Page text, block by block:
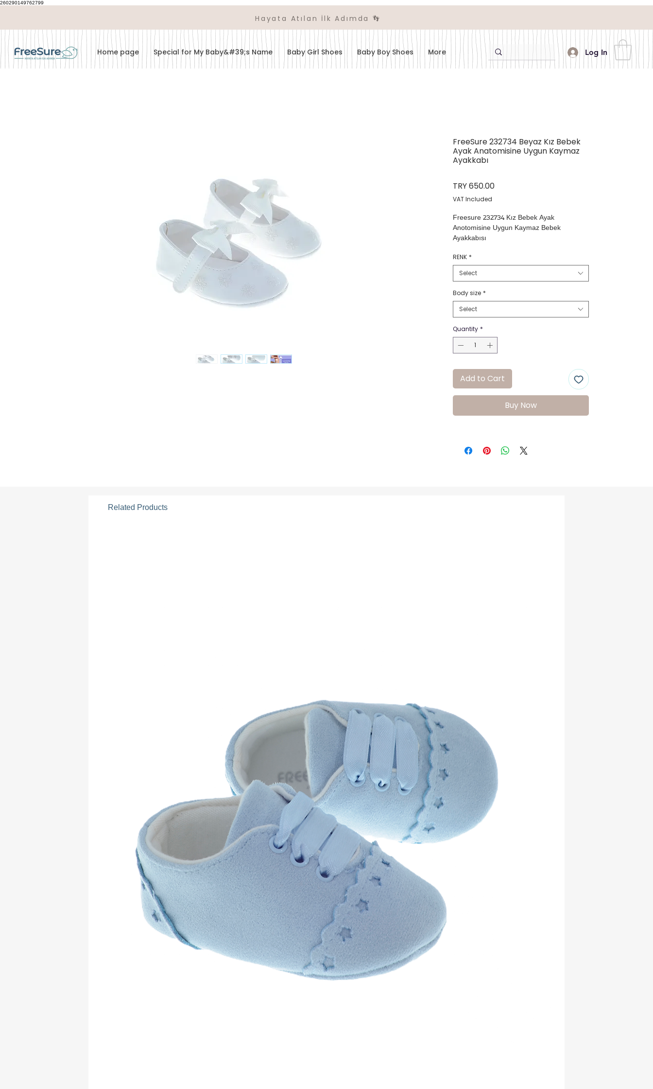
260290149762799
Hayata Atılan İlk Adımda 👣
Home page Special for My Baby&#39;s Name Baby Girl Shoes Baby Boy Shoes More Log In
FreeSure 232734 Beyaz Kız Bebek
Ayak Anatomisine Uygun Kaymaz
Ayakkabı
TRY 650.00Price
VAT Included
Freesure 232734 Kız Bebek Ayak
Anotomisine Uygun Kaymaz Bebek
Ayakkabısı
RENK *
Select
Body size *
Select
Quantity *
Add to Cart
Buy Now
Related Products